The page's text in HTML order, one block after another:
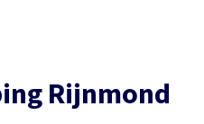
Rijnmond